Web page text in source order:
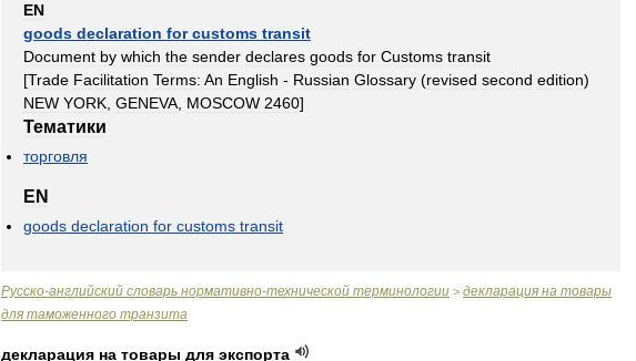
EN
goods declaration for customs transit
Document by which the sender declares goods for Customs transit
[Trade Facilitation Terms: An English - Russian Glossary (revised second edition)
NEW YORK GENEVA MOSCOW 2460]
Тематики
торговля
EN
goods declaration for customs transit
Русско-английский словарь нормативно-технической терминологии > декларация на товары
для таможенного транзита
декларация на товары для экспорта